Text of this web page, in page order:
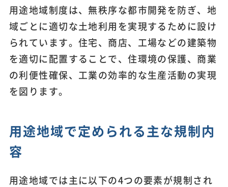
用途地域制度は、無秩序な都市開発を防ぎ、地
域ごとに適切な土地利用を実現するために設け
られています。住宅、商店、工場などの建築物
を適切に配置することで、住環境の保護、商業
の利便性確保、工業の効率的な生産活動の実現
を図ります。
用途地域で定められる主な規制内
容
用途地域では主に以下の4つの要素が規制され